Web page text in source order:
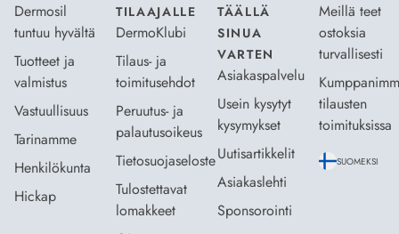
Dermosil
tuntuu hyvältä
Tuotteet ja
valmistus
Vastuullisuus
Tarinamme
Henkilökunta
Hickap
TILAAJALLE
DermoKlubi
Tilaus- ja
toimitusehdot
Peruutus- ja
palautusoikeus
Tietosuojaseloste
Tulostettavat
lomakkeet
TÄÄLLÄ
SINUA
VARTEN
Asiakaspalvelu
Usein kysytyt
kysymykset
Uutisartikkelit
Asiakaslehti
Sponsorointi
Meillä teet
ostoksia
turvallisesti
tilausten
toimituksissa
SUOMEKSI